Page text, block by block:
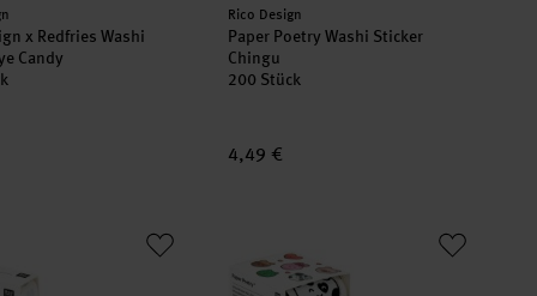
x Redfries Washi
Candy
Hersteller:
Rico Design
Paper Poetry Washi Sticker
Chingu
200 Stück
4,49 €
basteln